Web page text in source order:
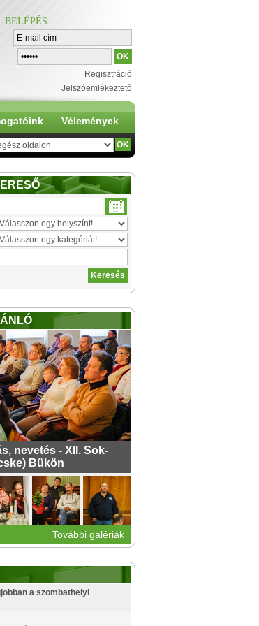
BELÉPÉS:
Regisztráció
Jelszóemlékeztető
Vélemények
nevetés - XII. Sok-
Bükön
További galériák
a szombathelyi